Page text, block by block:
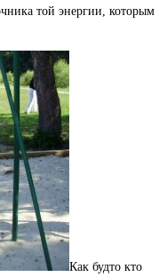
той энергии, которым
Как будто кто